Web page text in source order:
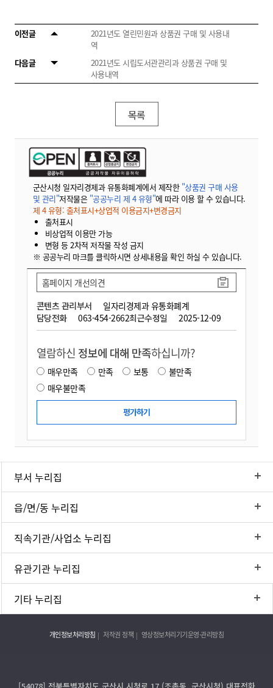
이전글
2021년도 열린민원과 상품권 구매 및 사용내
역
다음글
2021년도 시립도서관관리과 상품권 구매 및
사용내역
목록
군산시청 일자리경제과 유통화폐계에서 제작한 "상품권 구매 사용
및 관리"저작물은 "공공누리 제 4 유형"에 따라 이용 할 수 있습니다.
제 4 유형: 출처표시+상업적 이용금지+변경금지
출처표시
비상업적 이용만 가능
변형 등 2차적 저작물 작성 금지
※ 공공누리 마크를 클릭하시면 상세내용을 확인 하실 수 있습니다.
콘텐츠 관리부서
일자리경제과 유통화폐계
담당전화
063-454-2662최근수정일 2025-12-09
홈페이지 개선의견
열람하신 정보에 대해 만족하십니까?
매우만족 만족 보통
불만족
매우불만족
부서 누리집
읍/면/동 누리집
직속기관/사업소 누리집
유관기관 누리집
기타 누리집
개인정보처리방침 저작권 정책 영상정보처리기기운영·관리방침